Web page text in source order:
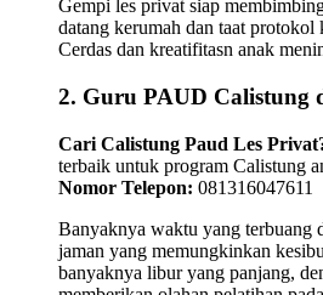
Gempi les privat siap
datang kerumah dan taat protokol
Cerdas dan kreatifitasn anak
2. Guru PAUD Calistung
Cari Calistung Paud Les
terbaik untuk program Calistung
Nomor Telepon: 081316047611
Banyaknya waktu yang terbuang
jaman yang memungkinkan
banyaknya libur yang panjang,